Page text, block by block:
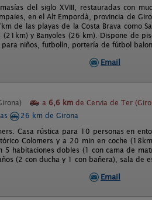
del siglo XVIII, restauradas con
en el Alt Empordà, provincia de
de las playas de la Costa Brava como
y Banyoles (26 km). Dispone de
niños, futbolín, portería de fútbol
Email
a 6,6 km de Cervia de Ter
26 km de Girona
Casa rústica para 10 personas en
Colomers y a 20 min en coche
habitaciones dobles (1 con cama de
(2 con ducha y 1 con bañera), sala de
Email